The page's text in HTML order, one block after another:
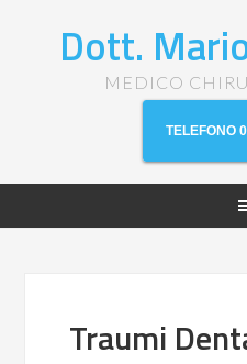
Dott.
MEDICO
TELEFONO
Traumi